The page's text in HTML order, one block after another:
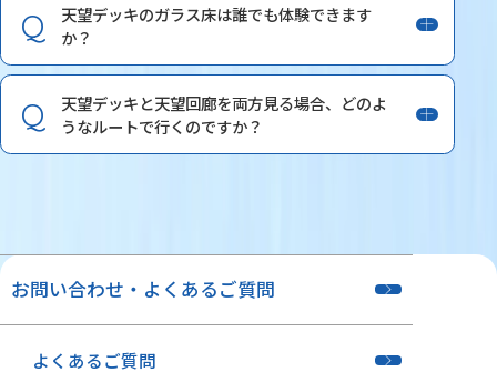
天望デッキのガラス床は誰でも体験できます
か？
天望デッキと天望回廊を両方見る場合、どのよ
うなルートで行くのですか？
お問い合わせ・よくあるご質問
よくあるご質問